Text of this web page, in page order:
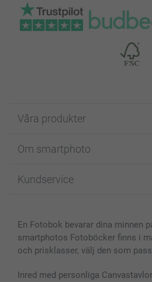
Våra produkter
Fotokort
Fotoböcker
Skal till Mobil & Surfplatta
MyNameBook
Fotoramar & Tillbehör
Om smartphoto
För affiliates
Sitemap
Villkor och garantier
Kundservice
smartbonus
Priser & betalning
En Fotobok bevarar dina minnen
smartphotos Fotoböcker finns i
och prisklasser, välj den som
Inred med personliga